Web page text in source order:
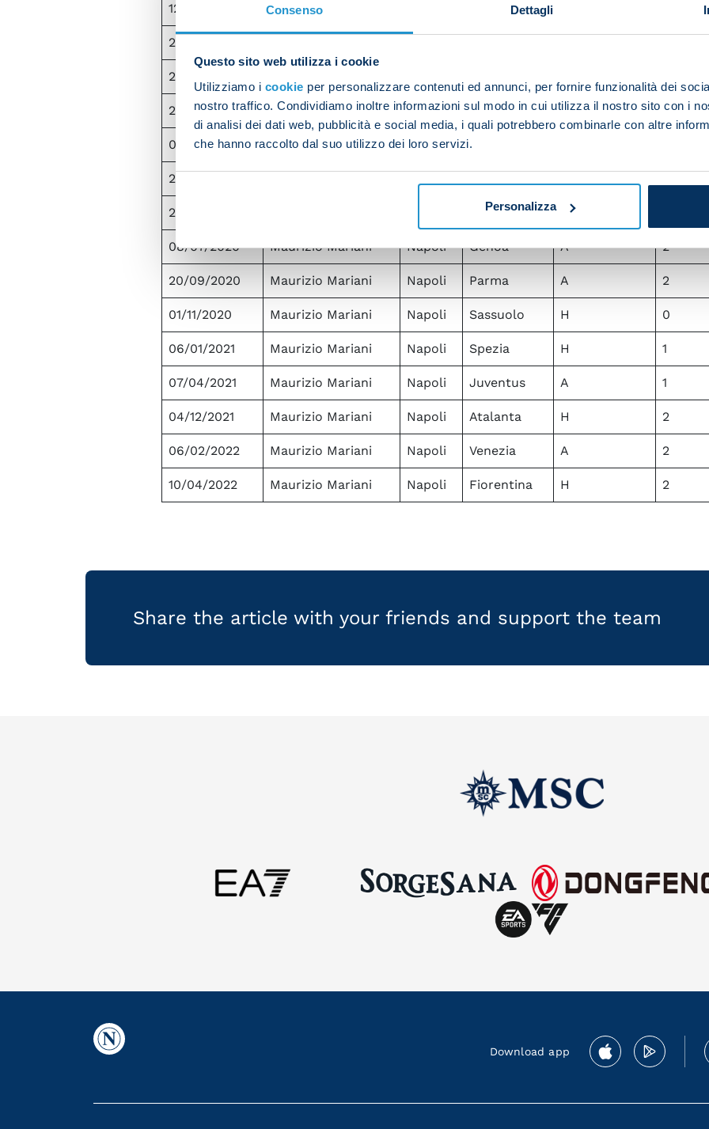
Consenso Dettagli
Questo sito web utilizza i cookie
Utilizziamo i cookie per personalizzare contenuti ed annunci, per fornire funzionalità dei
nostro traffico. Condividiamo inoltre informazioni sul modo in cui utilizza il nostro sito con i
di analisi dei dati web, pubblicità e social media, i quali potrebbero combinarle con altre
che hanno raccolto dal suo utilizzo dei loro servizi.
Personalizza
12/03/2017 Maurizio Mariani Crotone
23/09/2017
29/12/2017
20/10/2018 Maurizio Mariani Napoli Udinese A 3
07/12/2019 Maurizio Mariani Napoli Udinese
26/01/2020
29/02/2020 Torino
08/07/2020 Maurizio Mariani Napoli Genoa A 2
20/09/2020 Maurizio Mariani Napoli Parma A 2
01/11/2020 Maurizio Mariani Napoli Sassuolo H 0
06/01/2021 Maurizio Mariani Napoli Spezia H 1
07/04/2021 Maurizio Mariani Napoli Juventus A 1
04/12/2021 Maurizio Mariani Napoli Atalanta H 2
06/02/2022 Maurizio Mariani Napoli Venezia A 2
10/04/2022 Maurizio Mariani Napoli Fiorentina H 2
Share the article with your friends and support the team
Download app